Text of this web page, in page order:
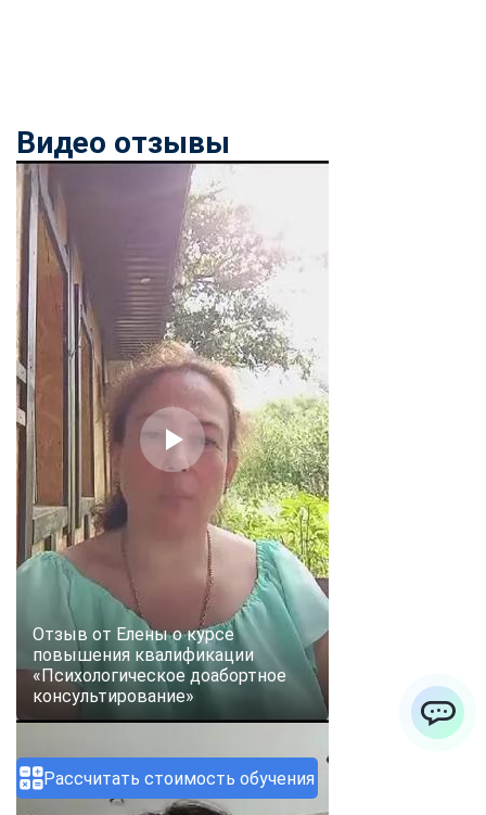
Рассчитать стоимость обучения
Видео отзывы
Отзыв от Елены о курсе
повышения квалификации
«Психологическое доабортное
консультирование»